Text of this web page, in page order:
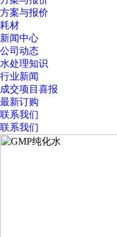
方案与报价
耗材
新闻中心
公司动态
水处理知识
行业新闻
成交项目喜报
最新订购
联系我们
联系我们